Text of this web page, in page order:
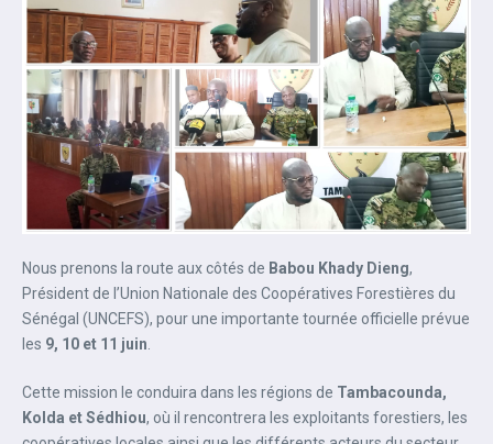
Nous prenons la route aux côtés de Babou Khady Dieng,
Président de l’Union Nationale des Coopératives Forestières du
Sénégal (UNCEFS), pour une importante tournée officielle prévue
les 9, 10 et 11 juin
Cette mission le conduira dans les régions de Tambacounda,
Kolda et Sédhiou, où il rencontrera les exploitants forestiers, les